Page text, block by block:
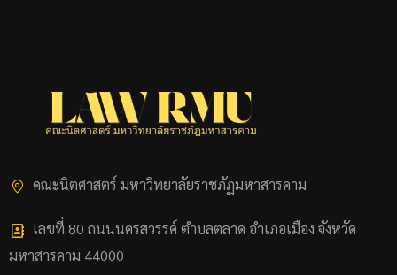
คณะนิตศาสตร์ มหาวิทยาลัยราชภัฏมหาสารคาม
เลขที่ 80 ถนนนครสวรรค์ ตำบลตลาด อำเภอเมือง จังหวัด
มหาสารคาม 44000